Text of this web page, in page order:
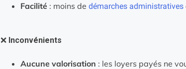
Facilité: moins de démarches administratives
❌ Inconvénients
Aucune valorisation : les loyers payés ne